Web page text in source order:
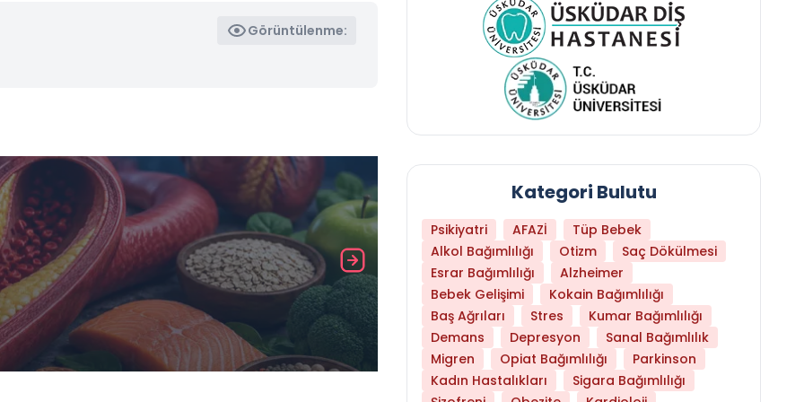
Görüntülenme:
Daha Az Protein Tüketmek Yaşlanmayı
Kategori Bulutu
Psikiyatri AFAZİ
Tüp Bebek
Alkol Bağımlılığı
Otizm
Saç Dökülmesi
Esrar Bağımlılığı
Alzheimer
Bebek Gelişimi
Kokain Bağımlılığı
Baş Ağrıları
Stres
Kumar Bağımlılığı
Demans
Depresyon
Sanal Bağımlılık
Migren
Opiat Bağımlılığı
Parkinson
Kadın Hastalıkları
Sigara Bağımlılığı